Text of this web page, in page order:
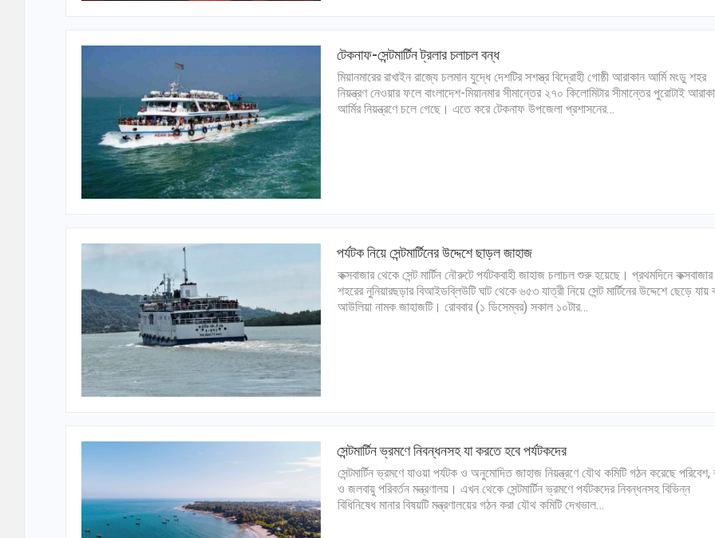
টেকনাফ-সেন্টমার্টিন ট্রলার চলাচল বন্ধ
মিয়ানমারের রাখাইন রাজ্যে চলমান যুদ্ধে দেশটির সশস্ত্র বিদ্রোহী গোষ্ঠী আরাকান আর্মি মংডু শহর
নিয়ন্ত্রণ নেওয়ার ফলে বাংলাদেশ-মিয়ানমার সীমান্তের ২৭০ কিলোমিটার সীমান্তের পুরোটাই
আর্মির নিয়ন্ত্রণে চলে গেছে। এতে করে টেকনাফ উপজেলা প্রশাসনের…
পর্যটক নিয়ে সেন্টমার্টিনের উদ্দেশে ছাড়ল জাহাজ
কক্সবাজার থেকে সেন্ট মার্টিন নৌরুটে পর্যটকবাহী জাহাজ চলাচল শুরু হয়েছে। প্রথমদিনে কক্সবাজার
শহরের নুনিয়ারছড়ার বিআইডব্লিউটি ঘাট থেকে ৬৫৩ যাত্রী নিয়ে সেন্ট মার্টিনের উদ্দেশে ছেড়ে যায়
আউলিয়া নামক জাহাজটি। রোববার (১ ডিসেম্বর) সকাল ১০টার…
সেন্টমার্টিন ভ্রমণে নিবন্ধনসহ যা করতে হবে পর্যটকদের
সেন্টমার্টিন ভ্রমণে যাওয়া পর্যটক ও অনুমোদিত জাহাজ নিয়ন্ত্রণে যৌথ কমিটি গঠন করেছে পরিবেশ,
ও জলবায়ু পরিবর্তন মন্ত্রণালয়। এখন থেকে সেন্টমার্টিন ভ্রমণে পর্যটকদের নিবন্ধনসহ বিভিন্ন
বিধিনিষেধ মানার বিষয়টি মন্ত্রণালয়ের গঠন করা যৌথ কমিটি দেখভাল…